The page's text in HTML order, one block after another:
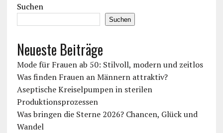
Suchen
Suchen
Neueste Beiträge
Mode für Frauen ab 50: Stilvoll, modern und zeitlos
Was finden Frauen an Männern attraktiv?
Aseptische Kreiselpumpen in sterilen
Produktionsprozessen
Was bringen die Sterne 2026? Chancen, Glück und
Wandel